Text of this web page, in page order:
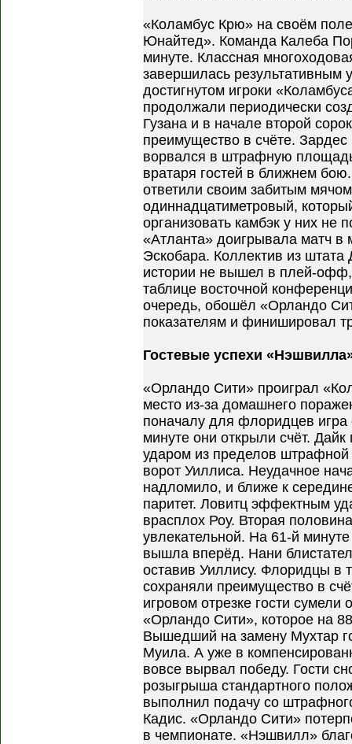
«Коламбус Крю» на своём
Юнайтед». Команда Калеба
минуте. Классная
завершилась результативным
достигнутом игроки
продолжали периодически
Гузана и в начале второй
преимущество в счёте.
ворвался в штрафную
вратаря гостей в ближнем
ответили своим забитым
одиннадцатиметровый,
организовать камбэк у них не
«Атланта» доигрывала матч в
Эскобара. Коллектив из
истории не вышел в плей-
таблице восточной
очередь, обошёл «Орландо
показателям и финишировал
Гостевые успехи
«Орландо Сити» проиграл
место из-за домашнего
поначалу для флоридцев
минуте они открыли счёт.
ударом из пределов
ворот Уиллиса. Неудачное
надломило, и ближе к
паритет. Ловитц эффектным
врасплох Роу. Вторая
увлекательной. На 61-й
вышла вперёд. Нани
оставив Уиллису. Флоридцы в
сохраняли преимущество в
игровом отрезке гости сумели
«Орландо Сити», которое на
Вышедший на замену Мухтар
Муила. А уже в
вовсе вырвал победу. Гости
розыгрыша стандартного
выполнил подачу со
Кадис. «Орландо Сити»
в чемпионате. «Нэшвилл»